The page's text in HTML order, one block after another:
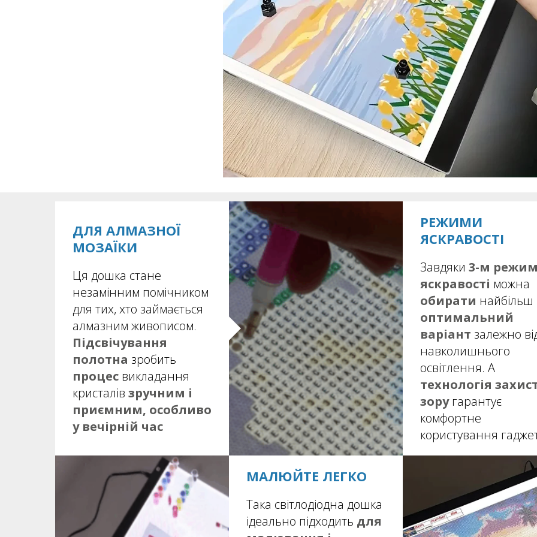
ДЛЯ АЛМАЗНОЇ
МОЗАЇКИ
Ця дошка стане
незамінним помічником
для тих, хто займається
алмазним живописом.
Підсвічування
полотна зробить
процес викладання
кристалів зручним і
приємним, особливо
у вечірній час
РЕЖИМИ
ЯСКРАВОСТІ
Завдяки 3-м
яскравості можна
обирати найбільш
оптимальний
варіант залежно
навколишнього
освітлення. А
технологія
зору гарантує
комфортне
користування
МАЛЮЙТЕ ЛЕГКО
Така світлодіодна дошка
ідеально підходить для